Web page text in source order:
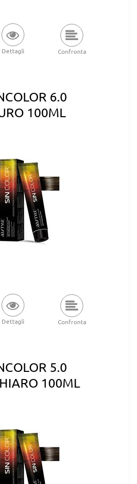
Dettagli Confronta
6.0
100ML
Dettagli Confronta
5.0
100ML